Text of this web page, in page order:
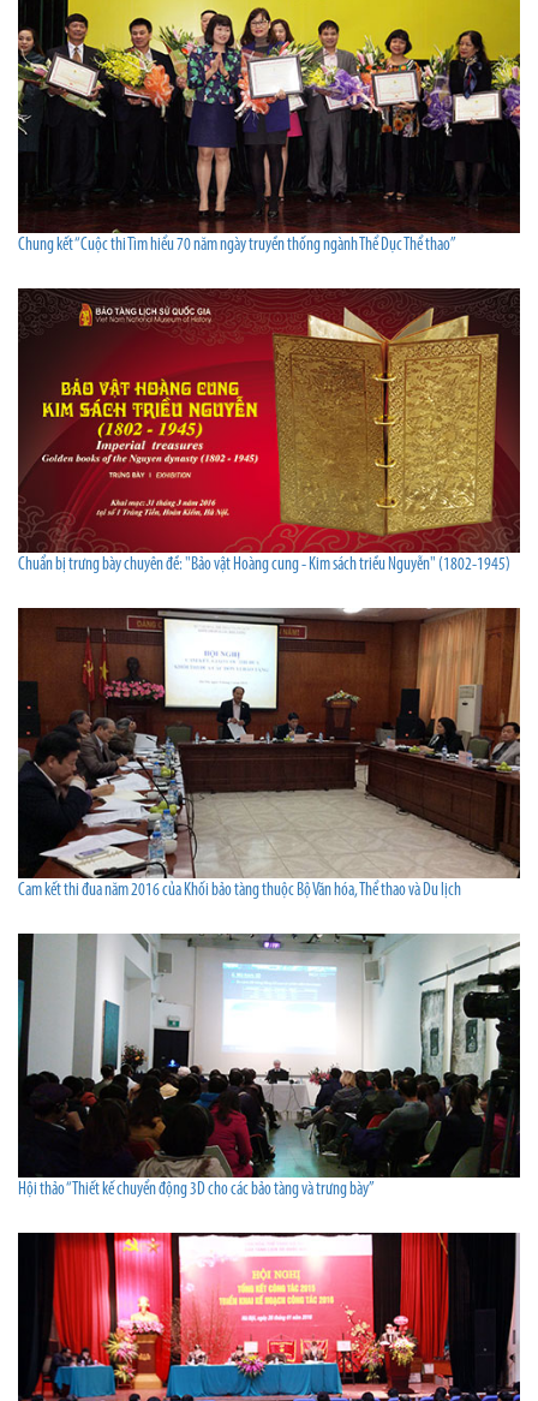
Chung kết “Cuộc thi Tìm hiểu 70 năm ngày truyền thống ngành Thể Dục Thể thao”
Chuẩn bị trưng bày chuyên đề: "Bảo vật Hoàng cung - Kim sách triều Nguyễn" (1802-1945)
Cam kết thi đua năm 2016 của Khối bảo tàng thuộc Bộ Văn hóa, Thể thao và Du lịch
Hội thảo “Thiết kế chuyển động 3D cho các bảo tàng và trưng bày”